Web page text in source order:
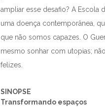
ampliar esse desafio? A Escola
uma doença contemporânea,
que não somos capazes. O
mesmo sonhar com utopias;
felizes.
SINOPSE
Transformando espaços